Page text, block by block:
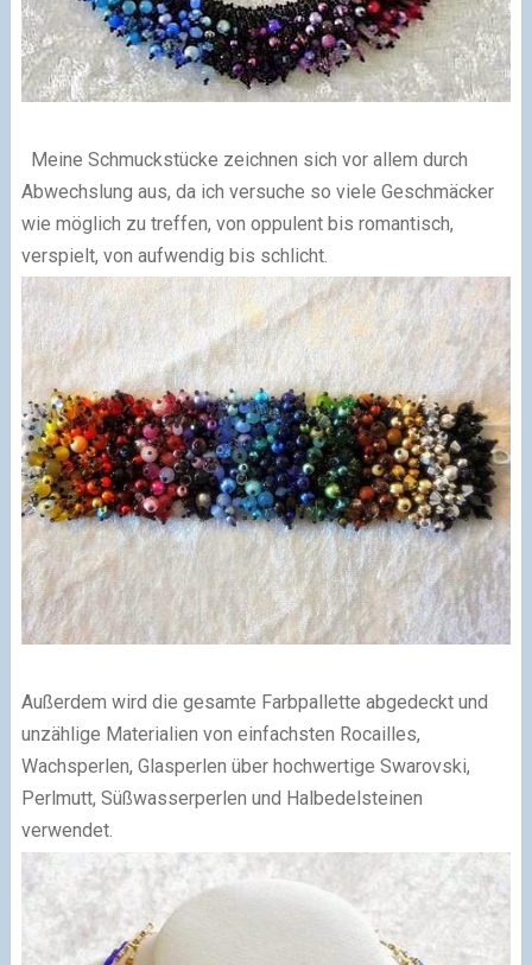
Meine Schmuckstücke zeichnen sich vor allem durch
Abwechslung aus, da ich versuche so viele Geschmäcker
wie möglich zu treffen, von oppulent bis romantisch,
verspielt, von aufwendig bis schlicht.
Außerdem wird die gesamte Farbpallette abgedeckt und
unzählige Materialien von einfachsten Rocailles,
Wachsperlen, Glasperlen über hochwertige Swarovski,
Perlmutt, Süßwasserperlen und Halbedelsteinen
verwendet.